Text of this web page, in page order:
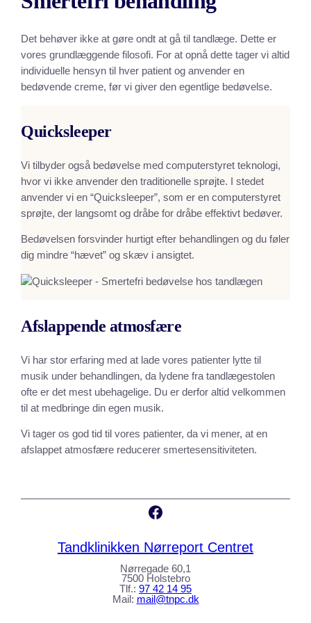
Det behøver ikke at gøre ondt at gå til tandlæge. Dette er
vores grundlæggende filosofi. For at opnå dette tager vi altid
individuelle hensyn til hver patient og anvender en
bedøvende creme, før vi giver den egentlige bedøvelse.
Quicksleeper
Vi tilbyder også bedøvelse med computerstyret teknologi,
hvor vi ikke anvender den traditionelle sprøjte. I stedet
anvender vi en “Quicksleeper”, som er en computerstyret
sprøjte, der langsomt og dråbe for dråbe effektivt bedøver.
Bedøvelsen forsvinder hurtigt efter behandlingen og du føler
dig mindre “hævet” og skæv i ansigtet.
Afslappende atmosfære
Vi har stor erfaring med at lade vores patienter lytte til
musik under behandlingen, da lydene fra tandlægestolen
ofte er det mest ubehagelige. Du er derfor altid velkommen
til at medbringe din egen musik.
Vi tager os god tid til vores patienter, da vi mener, at en
afslappet atmosfære reducerer smertesensitiviteten.
Facebook
Tandklinikken Nørreport Centret
Nørregade 60,1
7500 Holstebro
Tlf.: 97 42 14 95
Mail: mail@tnpc.dk